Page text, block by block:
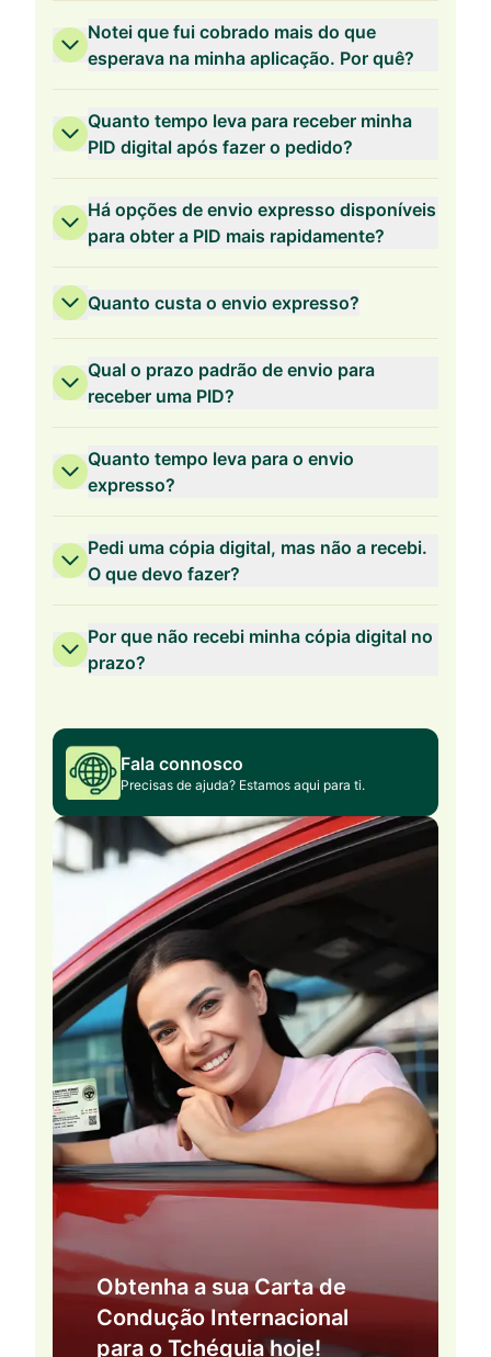
Notei que fui cobrado mais do que
esperava na minha aplicação. Por quê?
Quanto tempo leva para receber minha
PID digital após fazer o pedido?
Há opções de envio expresso disponíveis
para obter a PID mais rapidamente?
Quanto custa o envio expresso?
Qual o prazo padrão de envio para
receber uma PID?
Quanto tempo leva para o envio
expresso?
Pedi uma cópia digital, mas não a recebi.
O que devo fazer?
Por que não recebi minha cópia digital no
prazo?
Fala connosco
Precisas de ajuda? Estamos aqui para ti.
Obtenha a sua Carta de
Condução Internacional
para o Tchéquia hoje!